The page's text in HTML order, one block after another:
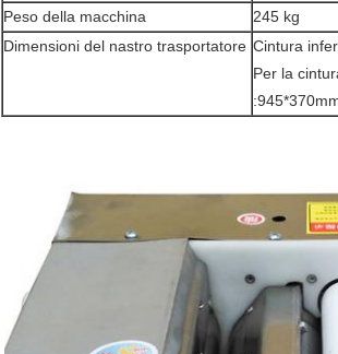
Peso della macchina
245 kg
Dimensioni del nastro trasportatore Cintura
Per la